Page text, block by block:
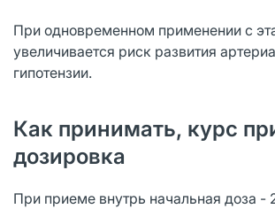
При одновременном применении с
увеличивается риск развития
гипотензии.
Как принимать, курс
дозировка
При приеме внутрь начальная доза -